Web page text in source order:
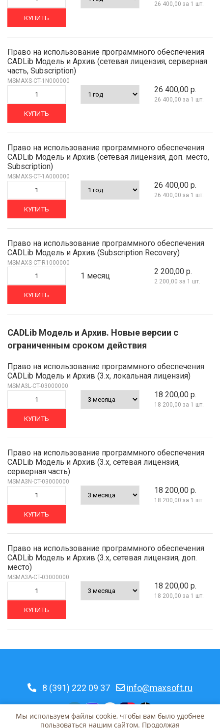
26 400,00 за 1 шт.
КУПИТЬ
Право на использование программного обеспечения
CADLib Модель и Архив (сетевая лицензия, серверная
часть, Subscription)
MSMAXS-CT-1N000000
26 400,00 р.
26 400,00 за 1 шт.
КУПИТЬ
Право на использование программного обеспечения
CADLib Модель и Архив (сетевая лицензия, доп. место,
Subscription)
MSMAXS-CT-1A000000
26 400,00 р.
26 400,00 за 1 шт.
КУПИТЬ
Право на использование программного обеспечения
CADLib Модель и Архив (Subscription Recovery)
MSMAXS-CT-R1000000
1 месяц 2 200,00 р.
2 200,00 за 1 шт.
КУПИТЬ
CADLib Модель и Архив. Новые версии с
ограниченным сроком действия
Право на использование программного обеспечения
CADLib Модель и Архив (3.x, локальная лицензия)
MSMA3L-CT-03000000
18 200,00 р.
18 200,00 за 1 шт.
КУПИТЬ
Право на использование программного обеспечения
CADLib Модель и Архив (3.x, сетевая лицензия,
серверная часть)
MSMA3N-CT-03000000
18 200,00 р.
18 200,00 за 1 шт.
КУПИТЬ
Право на использование программного обеспечения
CADLib Модель и Архив (3.x, сетевая лицензия, доп.
место)
MSMA3A-CT-03000000
18 200,00 р.
18 200,00 за 1 шт.
КУПИТЬ
8 (391) 222 09 37 info@maxsoft.ru
Мы используем файлы cookie, чтобы вам было удобнее
пользоваться нашим сайтом. Продолжая